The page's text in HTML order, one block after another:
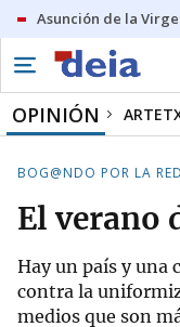
Asunción de la
OPINIÓN
BOG@NDO POR LA RED
El verano
Hay un país y una
contra la
medios que son